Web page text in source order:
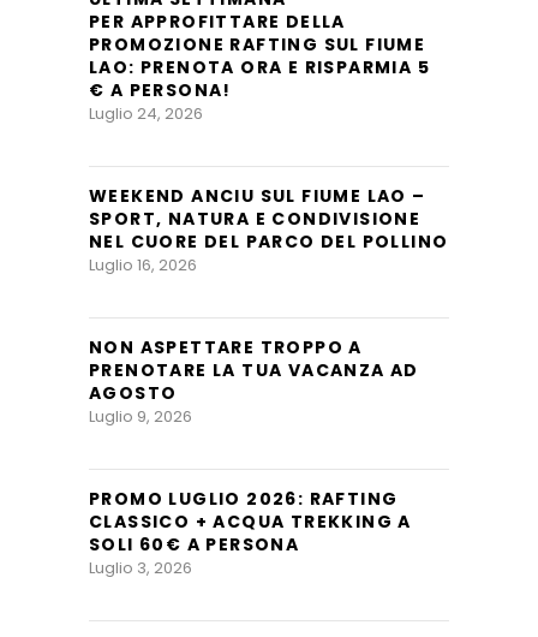
PER APPROFITTARE DELLA
PROMOZIONE RAFTING SUL FIUME
LAO: PRENOTA ORA E RISPARMIA 5
€ A PERSONA!
Luglio 24, 2026
WEEKEND ANCIU SUL FIUME LAO –
SPORT, NATURA E CONDIVISIONE
NEL CUORE DEL PARCO DEL POLLINO
Luglio 16, 2026
NON ASPETTARE TROPPO A
PRENOTARE LA TUA VACANZA AD
AGOSTO
Luglio 9, 2026
PROMO LUGLIO 2026: RAFTING
CLASSICO + ACQUA TREKKING A
SOLI 60€ A PERSONA
Luglio 3, 2026